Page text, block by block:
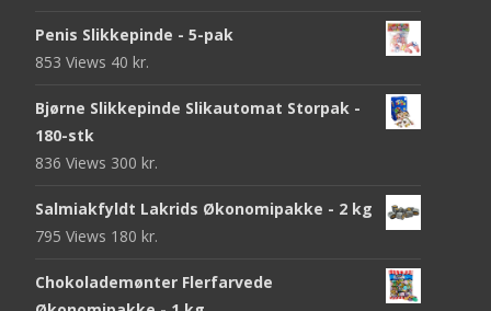
Penis Slikkepinde - 5-pak
853 Views 40 kr.
Bjørne Slikkepinde Slikautomat Storpak -
180-stk
836 Views 300 kr.
Salmiakfyldt Lakrids Økonomipakke - 2 kg
795 Views 180 kr.
Chokolademønter Flerfarvede